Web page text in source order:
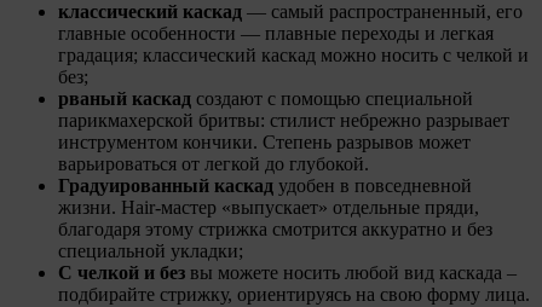
классический каскад — самый распространенный, его
главные особенности — плавные переходы и легкая
градация; классический каскад можно носить с челкой и
без;
рваный каскад создают с помощью специальной
парикмахерской бритвы: стилист небрежно разрывает
инструментом кончики. Степень разрывов может
варьироваться от легкой до глубокой.
Градуированный каскад удобен в повседневной
жизни. Hair-мастер «выпускает» отдельные пряди,
благодаря этому стрижка смотрится аккуратно и без
специальной укладки;
С челкой и без вы можете носить любой вид каскада –
подбирайте стрижку, ориентируясь на свою форму лица.